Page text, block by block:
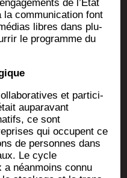
de l’Etat
la com­mu­ni­ca­tion font
libres dans plu­
le pro­gramme du
et par­ti­ci­
aupa­ra­vant
ce sont
qui occupent ce
de per­sonnes dans
Le cycle
a néan­moins connu